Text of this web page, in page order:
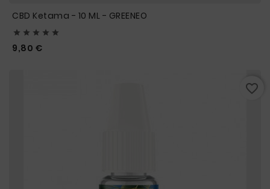
CBD Ketama - 10 ML - GREENEO
    
9,80 €
favorite_border